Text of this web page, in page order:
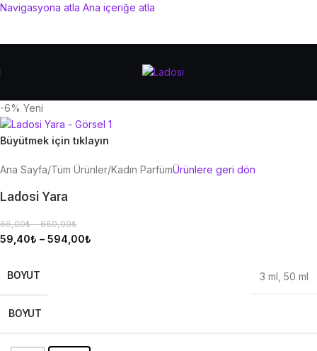
Navigasyona atla Ana içeriğe atla
-6% Yeni
Büyütmek için tıklayın
Ana Sayfa/Tüm Ürünler/Kadın ParfümÜrünlere geri dön
Ladosi Yara
66,00₺ –660,00₺
59,40₺ – 594,00₺
BOYUT 3 ml 50 ml
BOYUT